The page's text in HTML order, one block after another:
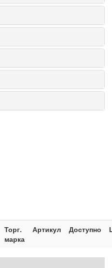
Торг.
марка
Артикул Доступно